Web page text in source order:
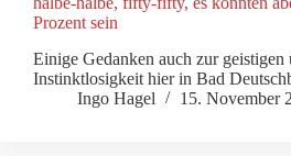
Prozent sein
Einige Gedanken auch zur geistigen
Instinktlosigkeit hier in Bad
Ingo Hagel
15. November